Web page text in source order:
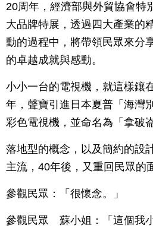
20周年，經濟部與外貿協會特
大品牌特展，透過四大產業的
動的過程中，將帶領民眾來分
的卓越成就與感動。
小小一台的電視機，就這樣鑲
年，聲寶引進日本夏普「海灣
彩色電視機，並命名為「拿破
落地型的概念，以及簡約的設
主流，40年後，又重回民眾的
參觀民眾：「很懷念。」
參觀民眾 蘇小姐：「這個我